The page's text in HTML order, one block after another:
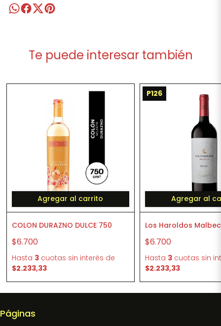
Te puede interesar también
Agregar al carrito
COLON DURAZNO DULCE 750
$6.700
Hasta 3cuotas sin interés de
$2.233,33
P126
Agregar al
Los Haroldos Malbec
$6.700
Hasta 3 cuotas sin
$2.233,33
Páginas